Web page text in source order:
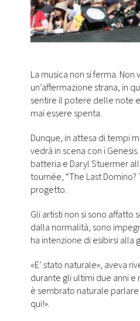
DI
MONACO
La musica non si ferma.
un’affermazione strana, in
sentire il potere delle note
mai essere spenta.
Dunque, in attesa di tempi
vedrà in scena con i
batteria e Daryl Stuermer
tournée, “The Last Domino?
progetto.
Gli artisti non si sono affatto
dalla normalità, sono
ha intenzione di esibirsi alla
«E’ stato naturale», aveva
durante gli ultimi due anni e
è sembrato naturale
qui!».